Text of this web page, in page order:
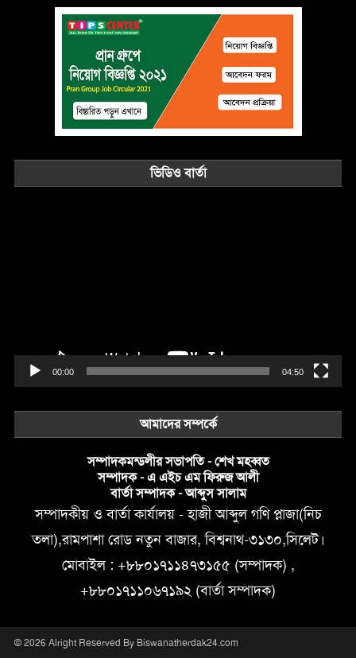
ভিডিও বার্তা
00:00 04:50
আমাদের সম্পর্কে
সম্পাদকমন্ডলীর সভাপতি - শেখ মহব্বত
সম্পাদক - এ এইচ এম ফিরুজ আলী
বার্তা সম্পাদক - আব্দুস সালাম
সম্পাদকীয় ও বার্তা কার্যালয় - হাজী আব্দুল গণি প্লাজা(নিচ
তলা),রামপাশা রোড নতুন বাজার, বিশ্বনাথ-৩১৩০,সিলেট।
মোবাইল : +৮৮০১৭১১৪৭৩১৫৫ (সম্পাদক) ,
+৮৮০১৭১১০৬৭১৯২ (বার্তা সম্পাদক)
© 2026 Alright Reserved By Biswanatherdak24.com